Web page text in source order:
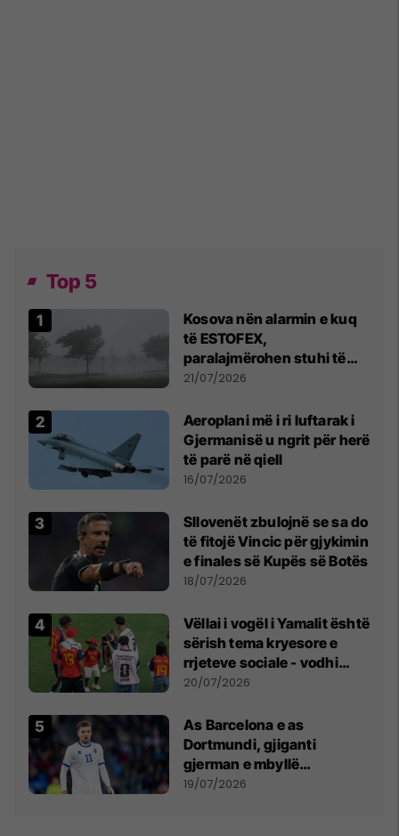
Top 5
Kosova nën alarmin e kuq
të ESTOFEX,
paralajmërohen stuhi të
fuqishme me breshër dhe
21/07/2026
Aeroplani më i ri luftarak i
Gjermanisë u ngrit për herë
të parë në qiell
16/07/2026
Sllovenët zbulojnë se sa do
të fitojë Vincic për gjykimin
e finales së Kupës së Botës
18/07/2026
Vëllai i vogël i Yamalit është
sërish tema kryesore e
rrjeteve sociale - vodhi
vëmendjen pas finales së
20/07/2026
As Barcelona e as
Dortmundi, gjiganti
gjerman e mbyllë
marrëveshjen për Fisnik
19/07/2026